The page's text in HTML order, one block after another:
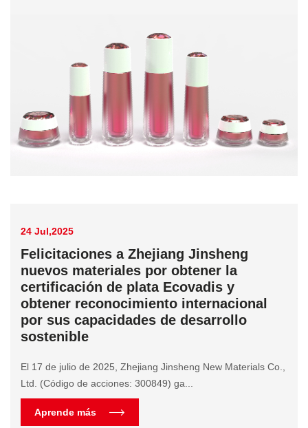
24 Jul,2025
Felicitaciones a Zhejiang Jinsheng
nuevos materiales por obtener la
certificación de plata Ecovadis y
obtener reconocimiento internacional
por sus capacidades de desarrollo
sostenible
El 17 de julio de 2025, Zhejiang Jinsheng New Materials Co.,
Ltd. (Código de acciones: 300849) ga...
Aprende más